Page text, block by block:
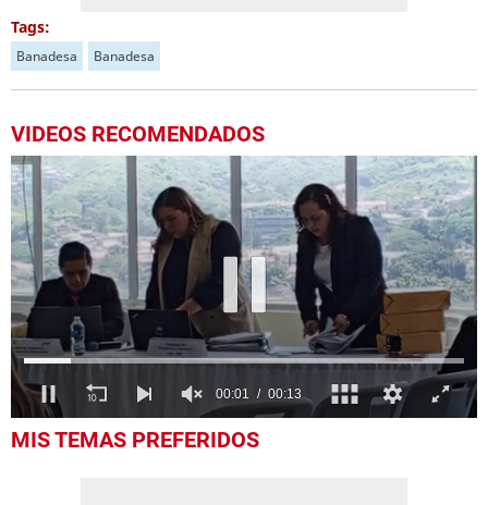
Tags:
Banadesa Banadesa
VIDEOS RECOMENDADOS
seconds
Próximo
Blindado el estadio "Chelato" Uclés para la final Olimpia vs Olancho
01:07
MIS TEMAS PREFERIDOS